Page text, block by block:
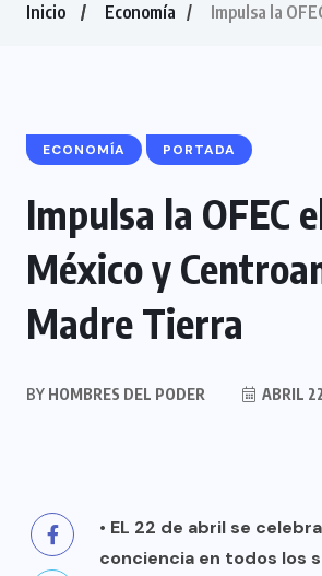
Inicio Economía Impulsa la
ECONOMÍA PORTADA
Impulsa la OFEC
México y
Madre Tierra
BY HOMBRES DEL PODER ABRIL
• EL 22 de abril se
conciencia en todos los